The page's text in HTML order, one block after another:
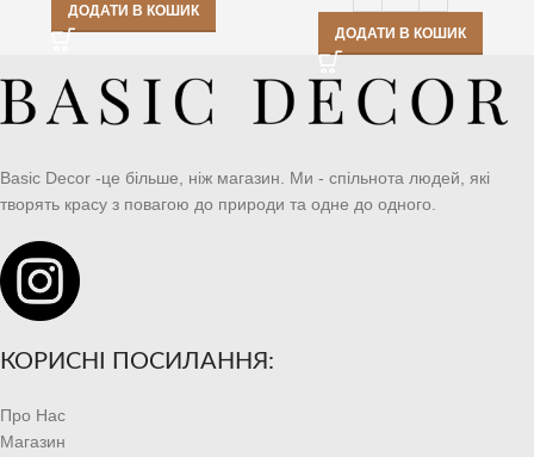
ДОДАТИ В КОШИК
ДОДАТИ В КОШИК
Basic Decor -це більше, ніж магазин. Ми - спільнота людей, які
творять красу з повагою до природи та одне до одного.
КОРИСНІ ПОСИЛАННЯ:
Про Нас
Магазин